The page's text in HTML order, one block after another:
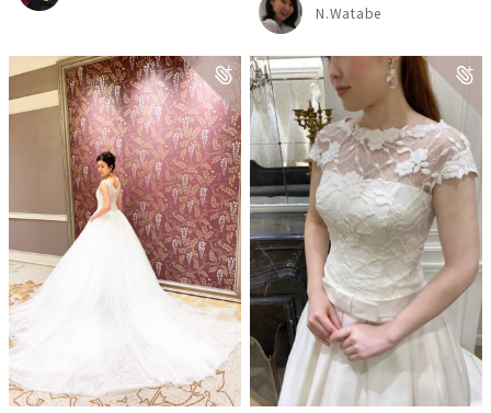
ウェディングマガジン
結婚式場を探す
ドレスブランド
フォトウエディング
N.Watabe